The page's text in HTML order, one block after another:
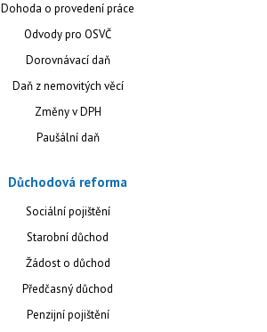
Dohoda o provedení práce
Odvody pro OSVČ
Dorovnávací daň
Daň z nemovitých věcí
Změny v DPH
Paušální daň
Důchodová reforma
Sociální pojištění
Starobní důchod
Žádost o důchod
Předčasný důchod
Penzijní pojištění